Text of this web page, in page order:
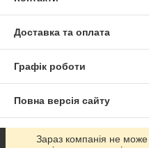
Доставка та оплата
Графік роботи
Повна версія сайту
Сайт створено на
Зараз компанія не